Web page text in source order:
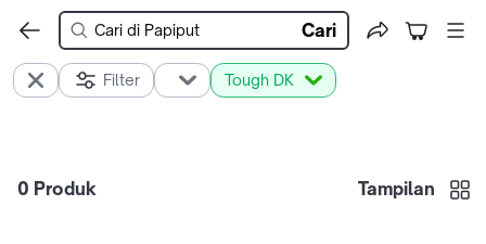
Cari
Filter Tough DK
0 Produk Tampilan